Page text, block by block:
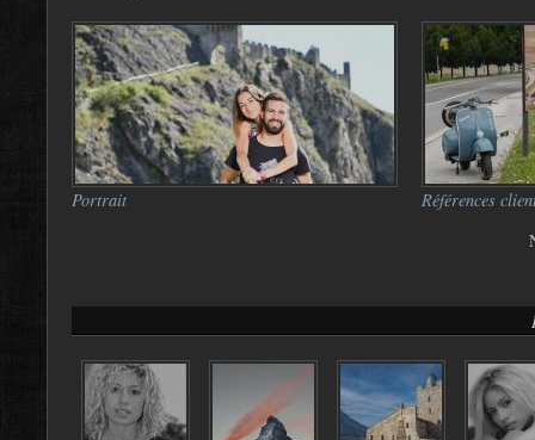
Portrait
Références